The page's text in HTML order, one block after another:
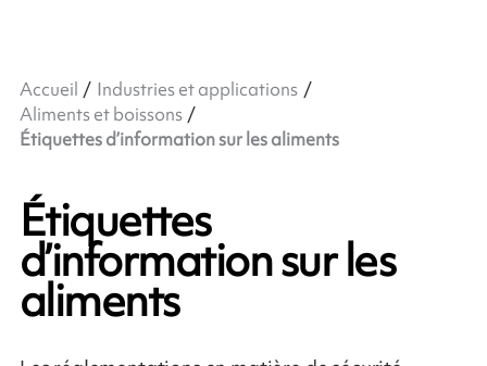
Accueil
Industries et applications
Aliments et boissons
Étiquettes d’information sur les aliments
Étiquettes
d’information sur les
aliments